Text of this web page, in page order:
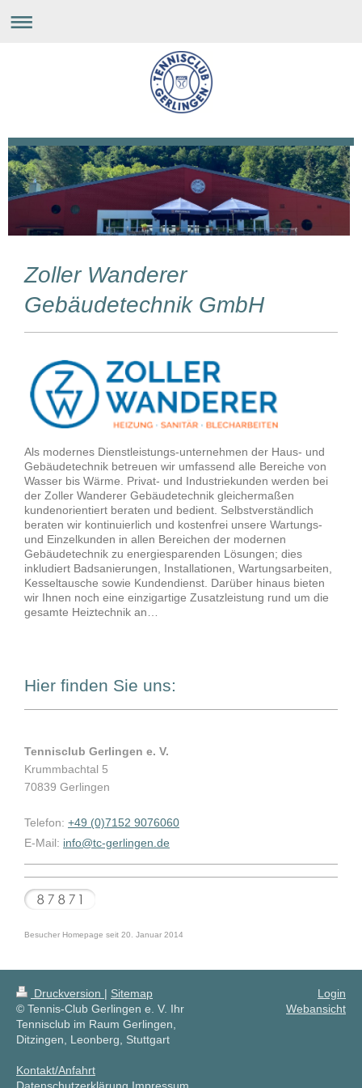
Zoller Wanderer
Gebäudetechnik GmbH
Als modernes Dienstleistungs-unternehmen der Haus- und
Gebäudetechnik betreuen wir umfassend alle Bereiche von
Wasser bis Wärme. Privat- und Industriekunden werden bei
der Zoller Wanderer Gebäudetechnik gleichermaßen
kundenorientiert beraten und bedient. Selbstverständlich
beraten wir kontinuierlich und kostenfrei unsere Wartungs-
und Einzelkunden in allen Bereichen der modernen
Gebäudetechnik zu energiesparenden Lösungen; dies
inkludiert Badsanierungen, Installationen, Wartungsarbeiten,
Kesseltausche sowie Kundendienst. Darüber hinaus bieten
wir Ihnen noch eine einzigartige Zusatzleistung rund um die
gesamte Heiztechnik an…
Hier finden Sie uns:
Tennisclub Gerlingen e. V.
Krummbachtal 5
70839 Gerlingen
Telefon: +49 (0)7152 9076060
E-Mail: info@tc-gerlingen.de
Besucher Homepage seit 20. Januar 2014
Druckversion | Sitemap
© Tennis-Club Gerlingen e. V. Ihr
Tennisclub im Raum Gerlingen,
Ditzingen, Leonberg, Stuttgart
Kontakt/Anfahrt
Login
Webansicht